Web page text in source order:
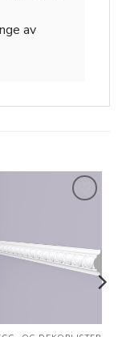
av
ønskeliste